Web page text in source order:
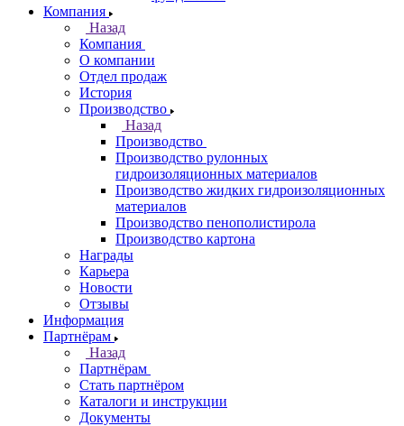
Компания
Назад
Компания
О компании
Отдел продаж
История
Производство
Назад
Производство
Производство рулонных
гидроизоляционных материалов
Производство жидких гидроизоляционных
материалов
Производство пенополистирола
Производство картона
Награды
Карьера
Новости
Отзывы
Информация
Партнёрам
Назад
Партнёрам
Стать партнёром
Каталоги и инструкции
Документы